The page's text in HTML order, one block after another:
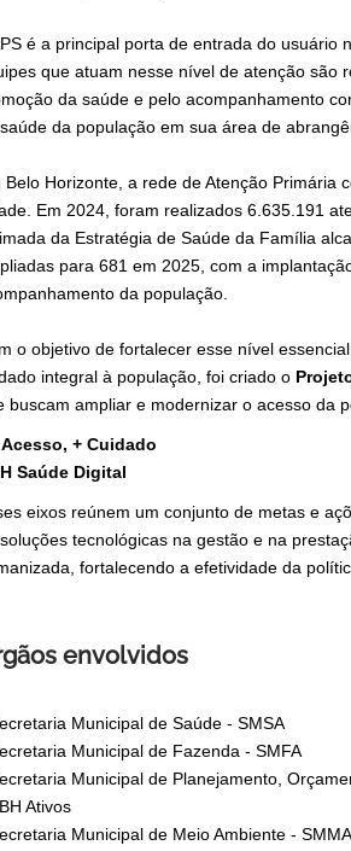
é a principal porta de entrada do
que atuam nesse nível de atenção são
da saúde e pelo acompanhamento
da população em sua área de
Belo Horizonte, a rede de Atenção
Em 2024, foram realizados 6.635.191
da Estratégia de Saúde da Família
para 681 em 2025, com a
da população.
o objetivo de fortalecer esse nível
integral à população, foi criado o
buscam ampliar e modernizar o acesso da
Acesso, + Cuidado
Saúde Digital
eixos reúnem um conjunto de metas e
tecnológicas na gestão e na
fortalecendo a efetividade da
envolvidos
Municipal de Saúde - SMSA
Municipal de Fazenda - SMFA
Municipal de Planejamento,
Ativos
Municipal de Meio Ambiente - SMMA